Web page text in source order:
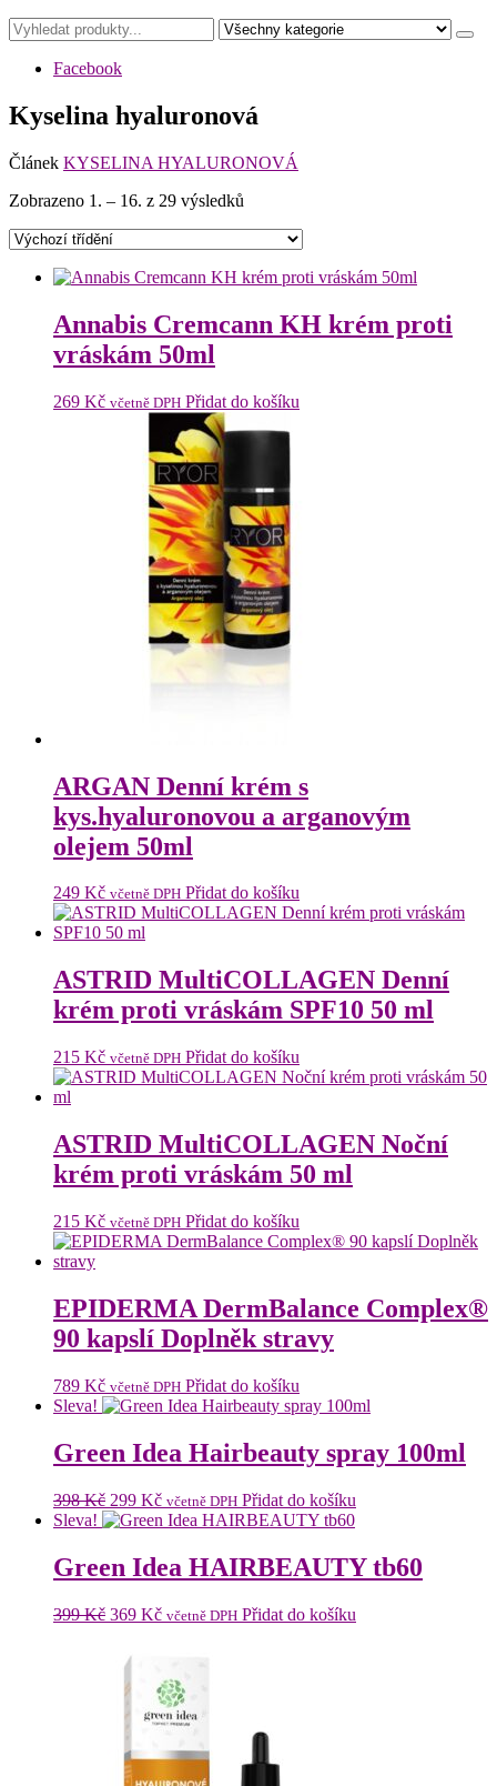
Facebook
Kyselina hyaluronová
Článek KYSELINA HYALURONOVÁ
Zobrazeno 1. – 16. z 29 výsledků
Annabis Cremcann KH krém proti
vráskám 50ml
269 Kč včetně DPH Přidat do košíku
ARGAN Denní krém s
kys.hyaluronovou a arganovým
olejem 50ml
249 Kč včetně DPH Přidat do košíku
ASTRID MultiCOLLAGEN Denní
krém proti vráskám SPF10 50 ml
215 Kč včetně DPH Přidat do košíku
ASTRID MultiCOLLAGEN Noční
krém proti vráskám 50 ml
215 Kč včetně DPH Přidat do košíku
EPIDERMA DermBalance Complex®
90 kapslí Doplněk stravy
789 Kč včetně DPH Přidat do košíku
Sleva!
Green Idea Hairbeauty spray 100ml
398Kč Původní
cena
398 Kč.
299 KčAktuální
cena
299 Kč.
včetně DPH Přidat do košíku
Sleva!
Green Idea HAIRBEAUTY tb60
399Kč Původní
byla:
369 KčAktuální
včetně DPH Přidat do košíku